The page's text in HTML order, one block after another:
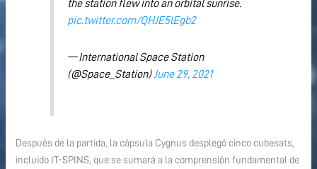
the station flew into an orbital sunrise.
pic.twitter.com/QHJE5lEgb2
— International Space Station
(@Space_Station) June 29, 2021
Después de la partida, la cápsula Cygnus desplegó cinco cubesats,
incluido IT-SPINS, que se sumará a la comprensión fundamental de